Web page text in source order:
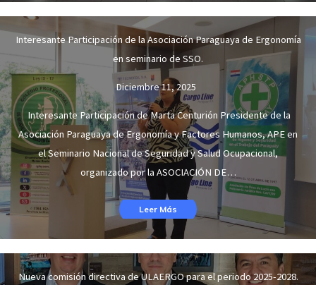
Interesante Participación de la Asociación Paraguaya de Ergonomía
en seminario de SSO.
Diciembre 11, 2025
Interesante Participación de Marta Centurión Presidente de la
Asociación Paraguaya de Ergonomía y Factores Humanos, APE en
el Seminario Nacional de Seguridad y Salud Ocupacional,
organizado por la ASOCIACIÓN DE…
Leer Más
Nueva comisión directiva de ULAERGO para el periodo 2025-2028.